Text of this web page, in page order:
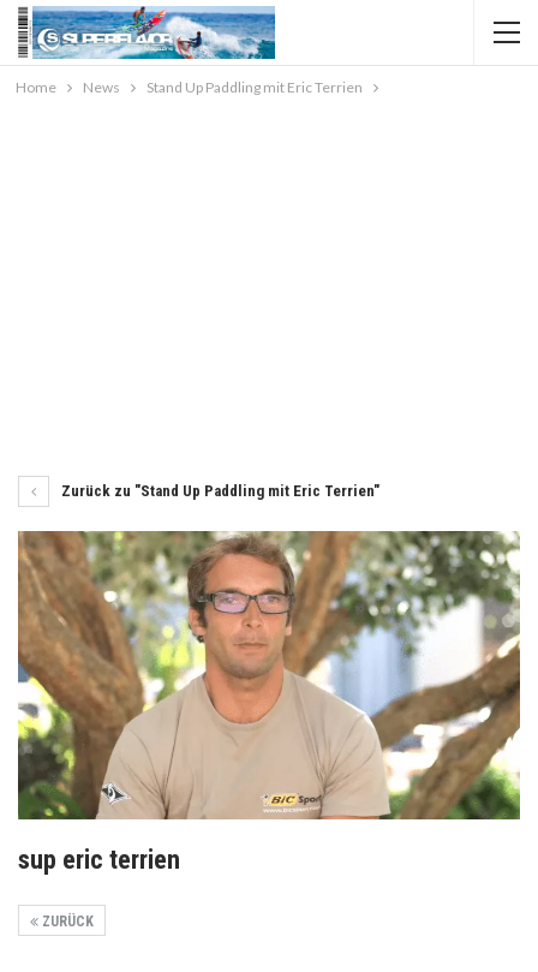
Home News Stand Up Paddling mit Eric Terrien
Zurück zu "Stand Up Paddling mit Eric Terrien"
sup eric terrien
ZURÜCK